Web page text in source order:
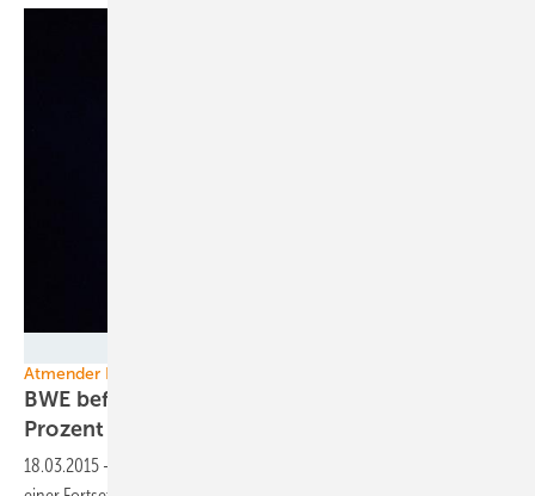
Atmender Deckel
BWE befürchtet Preisdegression von 4,8
Prozent
18.03.2015 -